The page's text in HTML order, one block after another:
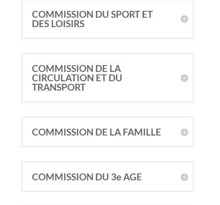
COMMISSION DU SPORT ET
DES LOISIRS
COMMISSION DE LA
CIRCULATION ET DU
TRANSPORT
COMMISSION DE LA FAMILLE
COMMISSION DU 3e AGE